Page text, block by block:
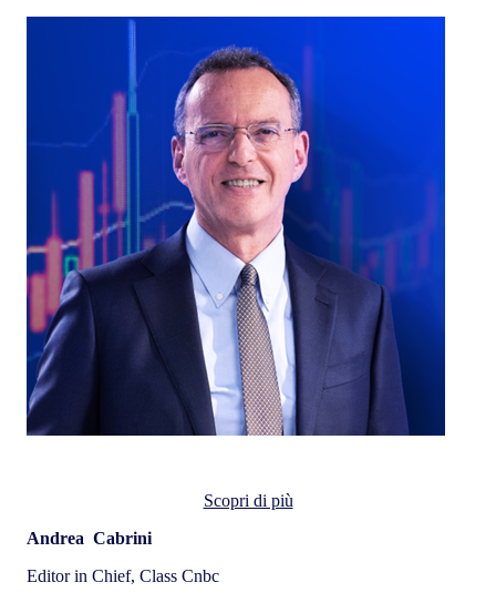
Scopri di più
Andrea Cabrini
Editor in Chief, Class Cnbc